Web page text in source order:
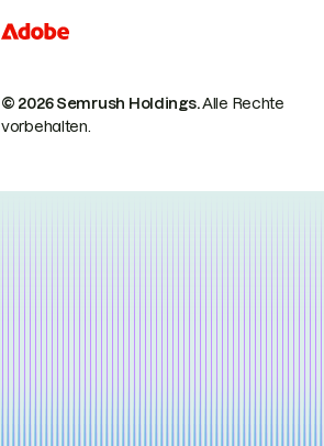
© 2026 Semrush Holdings.Alle Rechte
vorbehalten.